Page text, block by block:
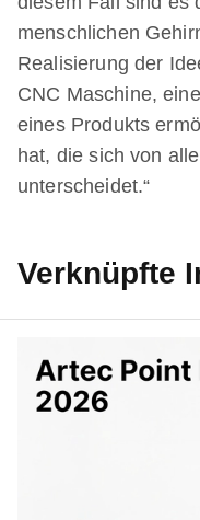
menschlichen
Realisierung der
CNC Maschine,
eines Produkts
hat, die sich von
unterscheidet.“
Verknüpfte